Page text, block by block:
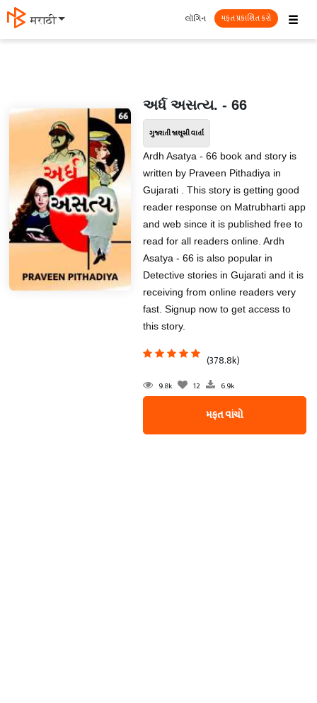
मराठी ☰
લૉગિન મફત પ્રકાશિત કરો
અર્ધ અસત્ય. - 66
ગુજરાતી જાસૂસી વાર્તા
Ardh Asatya - 66 book and story is
written by Praveen Pithadiya in
Gujarati . This story is getting good
reader response on Matrubharti app
and web since it is published free to
read for all readers online. Ardh
Asatya - 66 is also popular in
Detective stories in Gujarati and it is
receiving from online readers very
fast. Signup now to get access to
this story.
(378.8k)
9.8k 12 6.9k
મફત વાંચો